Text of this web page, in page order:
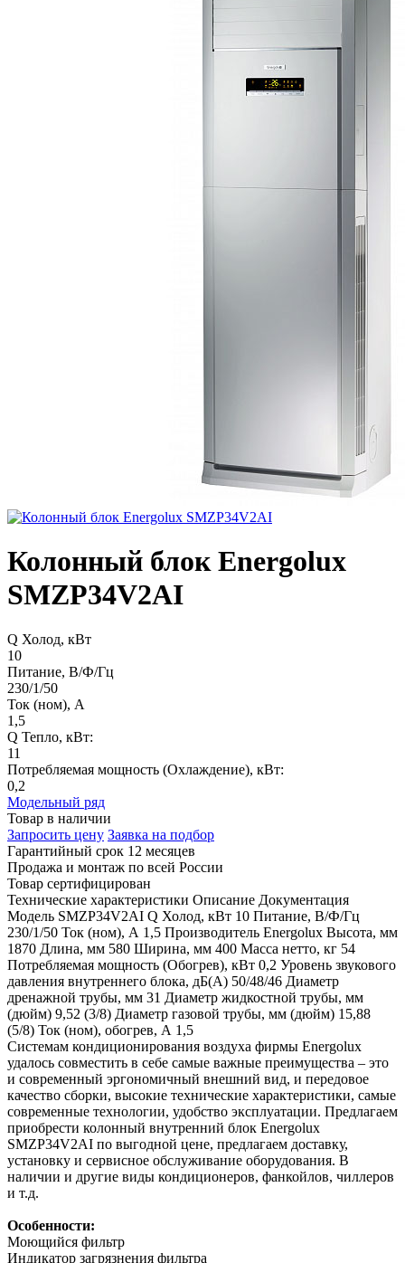
Колонный блок Energolux
SMZP34V2AI
Q Холод, кВт
10
Питание, В/Ф/Гц
230/1/50
Ток (ном), А
1,5
Q Тепло, кВт:
11
Потребляемая мощность (Охлаждение), кВт:
0,2
Модельный ряд
Товар в наличии
Запросить цену Заявка на подбор
Гарантийный срок 12 месяцев
Продажа и монтаж по всей России
Товар сертифицирован
Технические характеристики Описание Документация
Модель SMZP34V2AI Q Холод, кВт 10 Питание, В/Ф/Гц
230/1/50 Ток (ном), А 1,5 Производитель Energolux Высота, мм
1870 Длина, мм 580 Ширина, мм 400 Масса нетто, кг 54
Потребляемая мощность (Обогрев), кВт 0,2 Уровень звукового
давления внутреннего блока, дБ(А) 50/48/46 Диаметр
дренажной трубы, мм 31 Диаметр жидкостной трубы, мм
(дюйм) 9,52 (3/8) Диаметр газовой трубы, мм (дюйм) 15,88
(5/8) Ток (ном), обогрев, А 1,5
Системам кондиционирования воздуха фирмы Energolux
удалось совместить в себе самые важные преимущества – это
и современный эргономичный внешний вид, и передовое
качество сборки, высокие технические характеристики, самые
современные технологии, удобство эксплуатации. Предлагаем
приобрести колонный внутренний блок Energolux
SMZP34V2AI по выгодной цене, предлагаем доставку,
установку и сервисное обслуживание оборудования. В
наличии и другие виды кондиционеров, фанкойлов, чиллеров
и т.д.
Особенности:
Моющийся фильтр
Индикатор загрязнения фильтра